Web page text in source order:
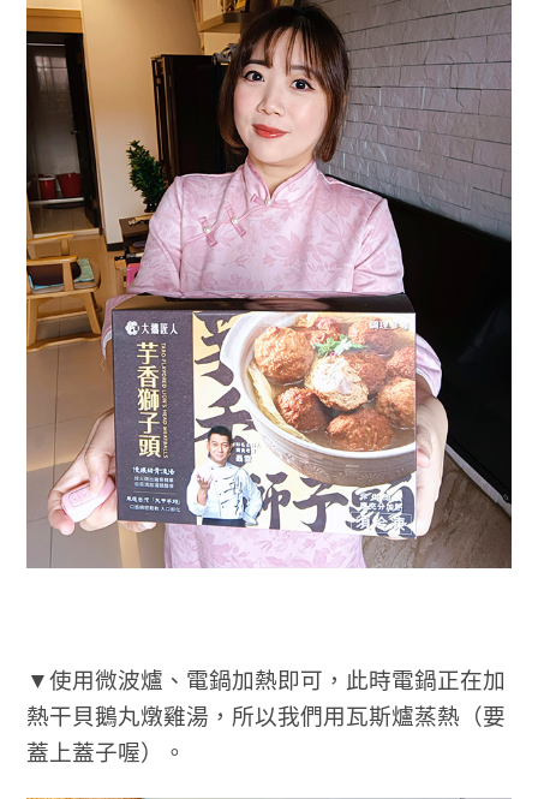
▼使用微波爐、電鍋加熱即可，此時電鍋正在加
熱干貝鵝丸燉雞湯，所以我們用瓦斯爐蒸熱（要
蓋上蓋子喔）。